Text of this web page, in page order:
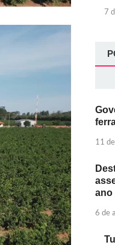
7
11
ano
6 de